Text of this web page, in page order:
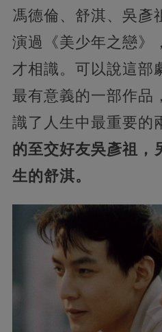
馮德倫、舒淇、吳彥
演過《美少年之戀》
才相識。可以說這部
最有意義的一部作品
識了人生中最重要的
的至交好友吳彥祖，
生的舒淇。